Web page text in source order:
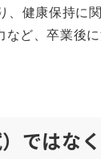
、健康保持に
など、卒業後
ではなく